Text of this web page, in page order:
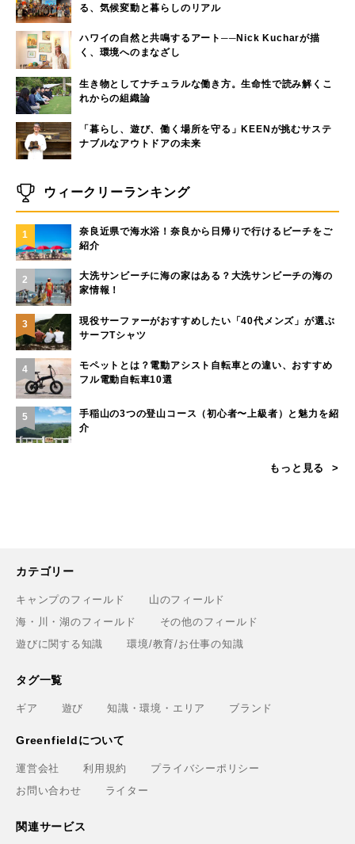
る、気候変動と暮らしのリアル
ハワイの自然と共鳴するアート──Nick Kucharが描
く、環境へのまなざし
生き物としてナチュラルな働き方。生命性で読み解くこ
れからの組織論
「暮らし、遊び、働く場所を守る」KEENが挑むサステ
ナブルなアウトドアの未来
ウィークリーランキング
1
奈良近県で海水浴！奈良から日帰りで行けるビーチをご
紹介
2
大洗サンビーチに海の家はある？大洗サンビーチの海の
家情報！
3
現役サーファーがおすすめしたい「40代メンズ」が選ぶ
サーフTシャツ
4
モペットとは？電動アシスト自転車との違い、おすすめ
フル電動自転車10選
5
手稲山の3つの登山コース（初心者〜上級者）と魅力を紹
介
もっと見る
カテゴリー
キャンプのフィールド
山のフィールド
海・川・湖のフィールド
その他のフィールド
遊びに関する知識
環境/教育/お仕事の知識
タグ一覧
ギア 遊び 知識・環境・エリア ブランド
Greenfieldについて
運営会社 利用規約
プライバシーポリシー
お問い合わせ
ライター
関連サービス